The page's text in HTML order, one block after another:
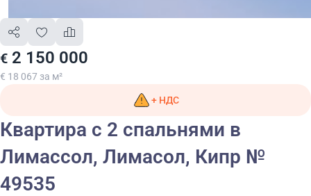
€ 2 150 000
€ 18 067 за м²
+ НДС
Квартира с 2 спальнями в
Лимассол, Лимасол, Кипр №
49535